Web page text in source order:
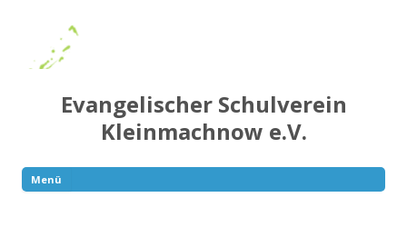
Evangelischer Schulverein
Kleinmachnow e.V.
Menü